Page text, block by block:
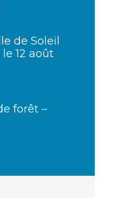
de Soleil
12 août
forêt –